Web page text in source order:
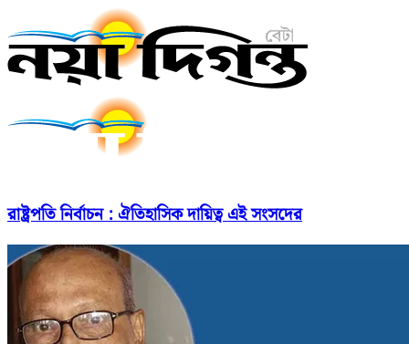
রাষ্ট্রপতি নির্বাচন : ঐতিহাসিক দায়িত্ব এই সংসদের